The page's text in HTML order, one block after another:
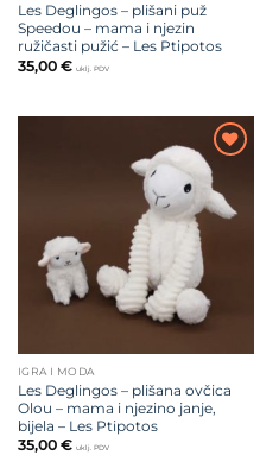
Les Deglingos – plišani puž
Speedou – mama i njezin
ružičasti pužić – Les Ptipotos
35,00 € uklj. PDV
Dodajte
na listu
želja
IGRA I MODA
Les Deglingos – plišana ovčica
Olou – mama i njezino janje,
bijela – Les Ptipotos
35,00 € uklj. PDV